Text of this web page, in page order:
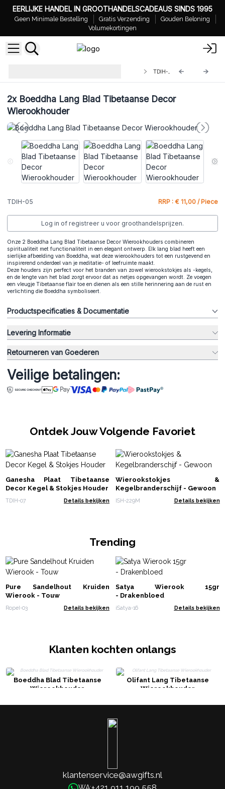
EERLIJKE HANDEL IN GROOTHANDELSCADEAUS SINDS 1995
Geen Minimale Bestelling Gratis Verzending
Gouden Beloning
Volumekortingen
2xBoeddha Lang Blad Tibetaanse Decor
Wierookhouder
TDIH-05 RRP : € 11,00 / Piece
Log in of registreer u voor groothandelsprijzen.
Onze 2 Boeddha Lang Blad Tibetaanse Decor Wierookhouders combineren
spiritualiteit met functionaliteit in een elegant ontwerp. Elk lang blad heeft een
sierlijke afbeelding van Boeddha, wat deze wierookhouders tot een rustgevend en
inspirerend onderdeel van je meditatie- of leefruimte maakt.
Deze houders zijn perfect voor het branden van zowel wierookstokjes als -kegels,
en de lengte van het blad zorgt ervoor dat as netjes opgevangen wordt. Ze voegen
een vleugje Tibetaanse flair toe en dienen als een stille herinnering aan de rust en
verlichting die Boeddha symboliseert.
Productspecificaties & Documentatie
Levering Informatie
Retourneren van Goederen
Veilige betalingen:
Ontdek Jouw Volgende Favoriet
Ganesha Plaat Tibetaanse
Decor Kegel & Stokjes Houder
TDIH-07 Details bekijken
Wierookstokjes &
Kegelbranderschijf - Gewoon
ISH-229M Details bekijken
Trending
Pure Sandelhout Kruiden
Wierook - Touw
RopeI-03 Details bekijken
Satya Wierook 15gr
- Drakenbloed
iSatya-16 Details bekijken
Klanten kochten onlangs
Boeddha Blad Tibetaanse
Wierookhouder
Olifant Lang Tibetaanse
Wierookhouder
klantenservice@awgifts.nl